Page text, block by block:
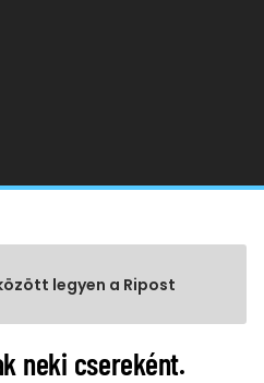
legyen a Ripost
neki csereként.